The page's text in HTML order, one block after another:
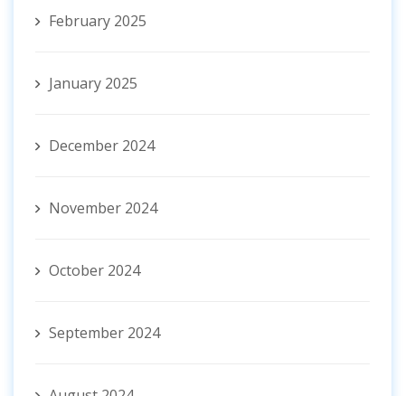
February 2025
January 2025
December 2024
November 2024
October 2024
September 2024